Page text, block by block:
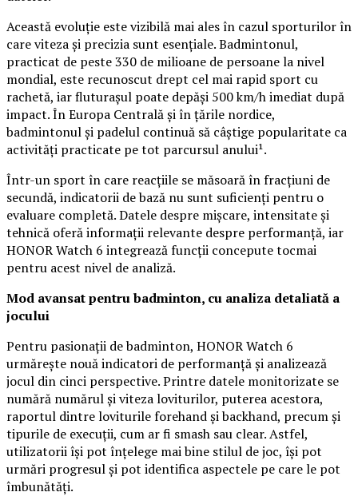
Această evoluție este vizibilă mai ales în cazul sporturilor în
care viteza și precizia sunt esențiale. Badmintonul,
practicat de peste 330 de milioane de persoane la nivel
mondial, este recunoscut drept cel mai rapid sport cu
rachetă, iar fluturașul poate depăși 500 km/h imediat după
impact. În Europa Centrală și în țările nordice,
badmintonul și padelul continuă să câștige popularitate ca
activități practicate pe tot parcursul anului¹.
Într-un sport în care reacțiile se măsoară în fracțiuni de
secundă, indicatorii de bază nu sunt suficienți pentru o
evaluare completă. Datele despre mișcare, intensitate și
tehnică oferă informații relevante despre performanță, iar
HONOR Watch 6 integrează funcții concepute tocmai
pentru acest nivel de analiză.
Mod avansat pentru badminton, cu analiza detaliată a
jocului
Pentru pasionații de badminton, HONOR Watch 6
urmărește nouă indicatori de performanță și analizează
jocul din cinci perspective. Printre datele monitorizate se
numără numărul și viteza loviturilor, puterea acestora,
raportul dintre loviturile forehand și backhand, precum și
tipurile de execuții, cum ar fi smash sau clear. Astfel,
utilizatorii își pot înțelege mai bine stilul de joc, își pot
urmări progresul și pot identifica aspectele pe care le pot
îmbunătăți.